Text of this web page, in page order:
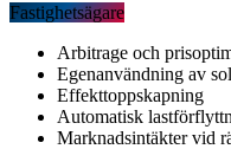
Fastighetsägare
Arbitrage och
Egenanvändning av
Effekttoppskapning
Automatisk
Marknadsintäkter vid